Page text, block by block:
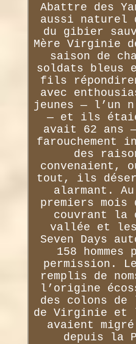
Abattre des
aussi naturel
du gibier
Mère Virginie
saison de
soldats bleus
fils
avec
jeunes — l’un
— et ils
avait 62 ans
farouchement
des
convenaient,
tout, ils
alarmant.
premiers mois
couvrant la
vallée et
Seven Days
158
permission.
remplis de
l’origine
des colons de
de Virginie et
avaient
depuis la